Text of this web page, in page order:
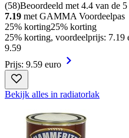
(58)Beoordeeld met 4.4 van de
7.19 met GAMMA Voordeelpas
25% korting25% korting
25% korting, voordeelprijs:
9.59
Prijs: 9.59 euro
Bekijk alles in radiatorlak